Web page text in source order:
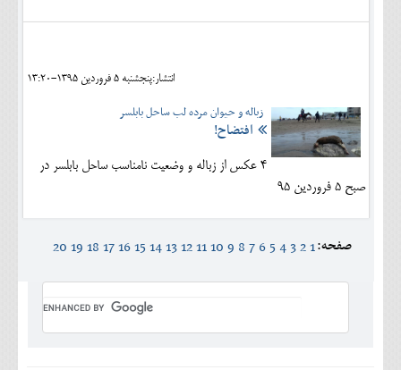
انتشار:پنجشنبه 5 فروردين 1395-13:20
زباله و حیوان مرده لب ساحل بابلسر
افتضاح!
4 عکس از زباله و وضعیت نامناسب ساحل بابلسر در
صبح 5 فروردین 95
صفحه:1
2
3
4
5
6
7
8
9
10
11
12
13
14
15
16
17
18
19
20